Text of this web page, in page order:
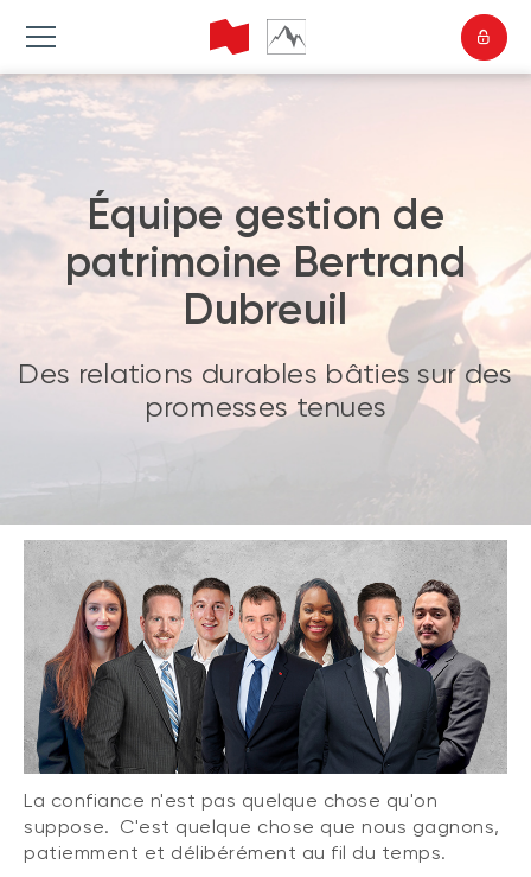
Équipe gestion de
patrimoine Bertrand
Dubreuil
Des relations durables bâties sur des
promesses tenues
La confiance n'est pas quelque chose qu'on
suppose. C'est quelque chose que nous gagnons,
patiemment et délibérément au fil du temps.